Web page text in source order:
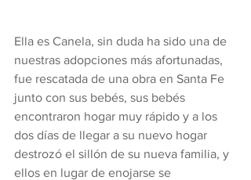
Ella es Canela, sin duda ha sido una de
nuestras adopciones más afortunadas,
fue rescatada de una obra en Santa Fe
junto con sus bebés, sus bebés
encontraron hogar muy rápido y a los
dos días de llegar a su nuevo hogar
destrozó el sillón de su nueva familia, y
ellos en lugar de enojarse se